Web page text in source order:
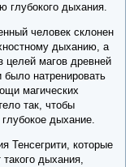
глубокого дыхания.
человек склонен
дыханию, а
целей магов древней
было натренировать
магических
так, чтобы
глубокое дыхание.
Тенсегрити, которые
такого дыхания,